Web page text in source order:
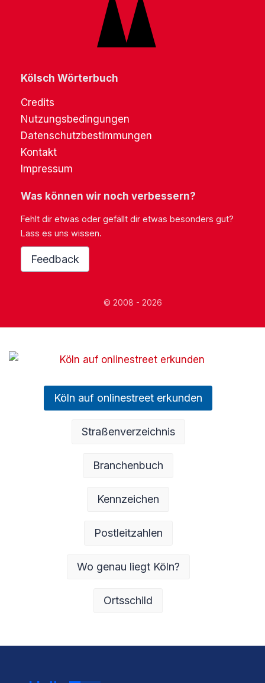
Kölsch Wörterbuch
Credits
Nutzungsbedingungen
Datenschutzbestimmungen
Kontakt
Impressum
Was können wir noch verbessern?
Fehlt dir etwas oder gefällt dir etwas besonders gut?
Lass es uns wissen.
Feedback
© 2008 - 2026
Köln auf onlinestreet erkunden
Straßenverzeichnis
Branchenbuch
Kennzeichen
Postleitzahlen
Wo genau liegt Köln?
Ortsschild